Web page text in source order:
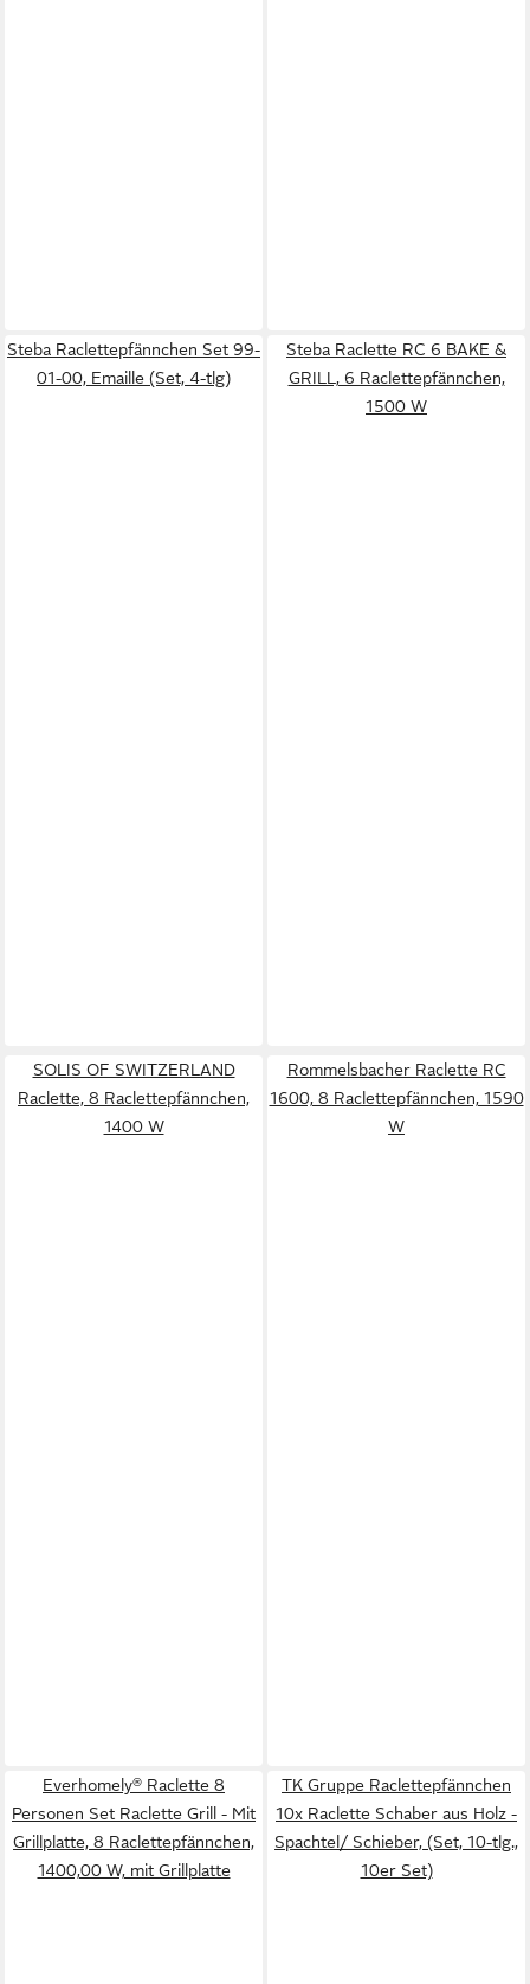
Steba Raclettepfännchen Set 99-
01-00, Emaille (Set, 4-tlg)
Steba Raclette RC 6 BAKE &
GRILL, 6 Raclettepfännchen,
1500 W
SOLIS OF SWITZERLAND
Raclette, 8 Raclettepfännchen,
1400 W
Rommelsbacher Raclette RC
1600, 8 Raclettepfännchen, 1590
W
Everhomely® Raclette 8
Personen Set Raclette Grill - Mit
Grillplatte, 8 Raclettepfännchen,
1400,00 W, mit Grillplatte
TK Gruppe Raclettepfännchen
10x Raclette Schaber aus Holz -
Spachtel/ Schieber, (Set, 10-tlg.,
10er Set)